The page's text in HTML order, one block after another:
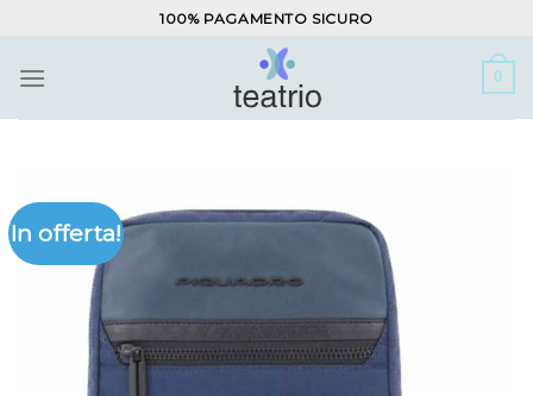
contenuti
100% PAGAMENTO SICURO
0
In offerta!